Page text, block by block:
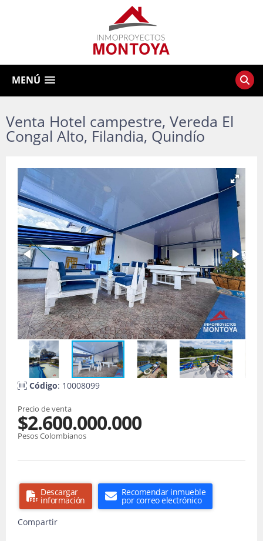
MENÚ
Venta Hotel campestre, Vereda El
Congal Alto, Filandia, Quindío
Código: 10008099
Precio de venta
$2.600.000.000
Pesos Colombianos
Descargar
información
Recomendar inmueble
por correo electrónico
Compartir